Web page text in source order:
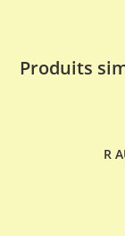
Produits
R